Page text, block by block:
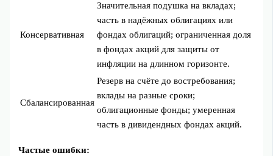
Консервативная
Значительная подушка на вкладах;
часть в надёжных облигациях или
фондах облигаций; ограниченная доля
в фондах акций для защиты от
инфляции на длинном горизонте.
Сбалансированная
Резерв на счёте до востребования;
вклады на разные сроки;
облигационные фонды; умеренная
часть в дивидендных фондах акций.
Частые ошибки: